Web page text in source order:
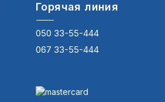
Горячая линия
050 33-55-444
067 33-55-444